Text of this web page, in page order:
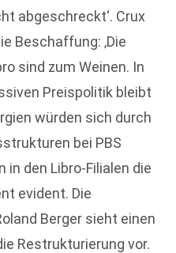
abgeschreckt‘. Crux
Beschaffung: ‚Die
sind zum Weinen. In
Preispolitik bleibt
würden sich durch
bei PBS
in den Libro-Filialen die
evident. Die
Berger sieht einen
Restrukturierung vor.